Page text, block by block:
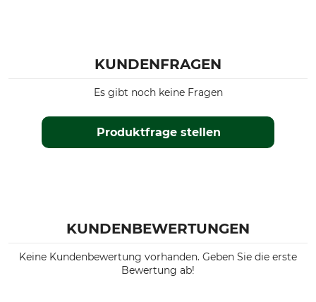
KUNDENFRAGEN
Produktfrage stellen
Es gibt noch keine Fragen
KUNDENBEWERTUNGEN
Keine Kundenbewertung vorhanden. Geben Sie die erste
Bewertung ab!